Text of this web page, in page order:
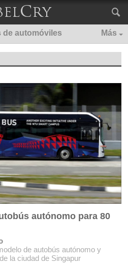
de automóviles Más
autónomo para 80
de autobús autónomo y
la ciudad de Singapur